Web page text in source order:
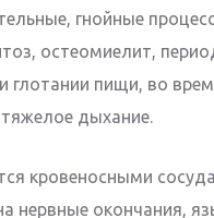
гнойные
остеомиелит,
глотании пищи, во
дыхание.
кровеносными
нервные окончания,